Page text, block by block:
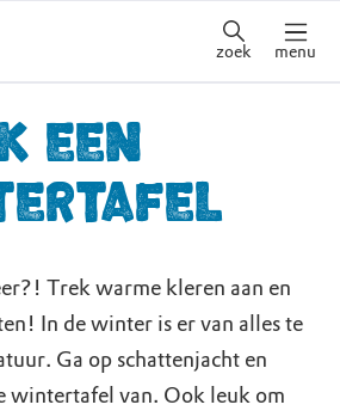
zoek menu
een
Trek warme kleren aan en
In de winter is er van alles te
Ga op schattenjacht en
wintertafel van. Ook leuk om